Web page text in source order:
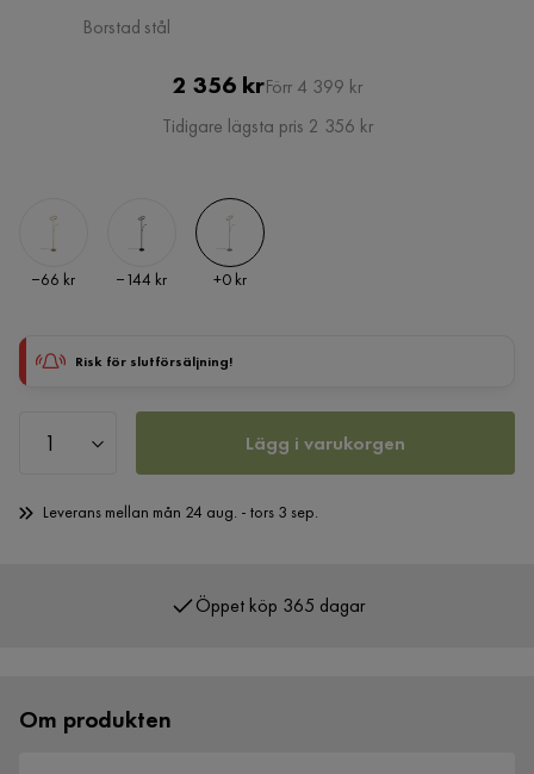
Borstad stål
Pris
2 356 krOriginal
Pris
Förr 4 399 kr
Tidigare lägsta pris 2 356 kr
Pris
−66 kr Pris
−144 kr Pris
+0 kr
Risk för slutförsäljning!
Lägg i varukorgen
Leverans mellan mån 24 aug. - tors 3 sep.
Öppet köp 365 dagar
Om produkten